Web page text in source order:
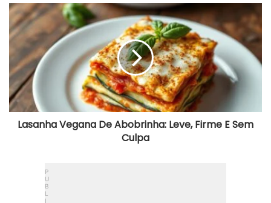
Lasanha
Vegana
De
Abobrinha:
Leve,
Firme
E
Sem
Culpa
Lasanha Vegana De Abobrinha: Leve, Firme E Sem
Culpa